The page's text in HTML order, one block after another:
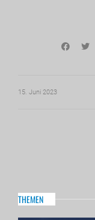
15. Juni 2023
THEMEN